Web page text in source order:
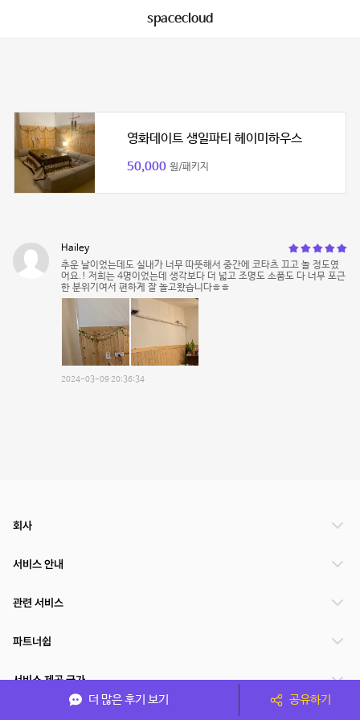
spacecloud
영화데이트 생일파티 헤이미하우스
50,000 원/패키지
Hailey
추운 날이었는데도 실내가 너무 따뜻해서 중간에 코타츠 끄고 놀 정도였
어요.! 저희는 4명이었는데 생각보다 더 넓고 조명도 소품도 다 너무 포근
한 분위기여서 편하게 잘 놀고왔습니다ㅎㅎ
2024-03-09 20:36:34
더 많은 후기 보기 공유하기
회사
서비스 안내
관련 서비스
파트너쉽
서비스 제공 국가